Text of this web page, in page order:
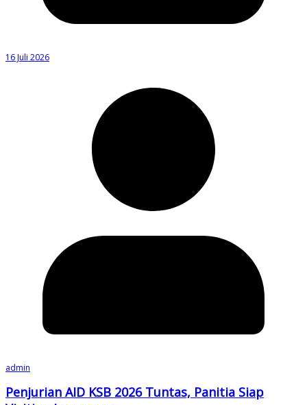
16 Juli 2026
admin
Penjurian AID KSB 2026 Tuntas, Panitia Siap